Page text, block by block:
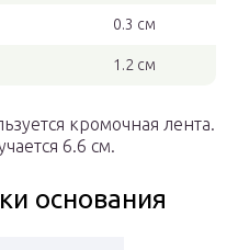
0.3 см
1.2 см
кромочная лента.
6.6 см.
основания